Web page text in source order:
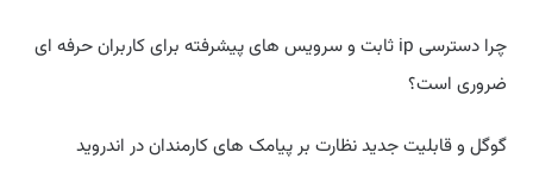
چرا دسترسی ip ثابت و سرویس های پیشرفته برای کاربران حرفه ای
ضروری است؟
گوگل و قابلیت جدید نظارت بر پیامک های کارمندان در اندروید